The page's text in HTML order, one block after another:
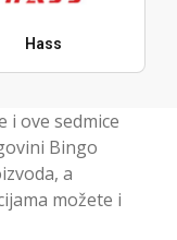
Hass
i ove sedmice
Bingo
a
možete i